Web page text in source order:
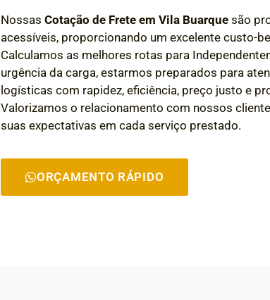
NossasCotação de Frete em Vila Buarque são
acessíveis, proporcionando um excelente custo-
Calculamos as melhores rotas para
urgência da carga, estarmos preparados para
logísticas com rapidez, eficiência, preço justo e
Valorizamos o relacionamento com nossos
suas expectativas em cada serviço prestado.
ORÇAMENTO RÁPIDO